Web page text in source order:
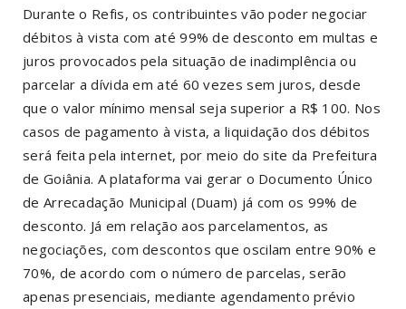
Durante o Refis, os contribuintes vão poder negociar
débitos à vista com até 99% de desconto em multas e
juros provocados pela situação de inadimplência ou
parcelar a dívida em até 60 vezes sem juros, desde
que o valor mínimo mensal seja superior a R$ 100. Nos
casos de pagamento à vista, a liquidação dos débitos
será feita pela internet, por meio do site da Prefeitura
de Goiânia. A plataforma vai gerar o Documento Único
de Arrecadação Municipal (Duam) já com os 99% de
desconto. Já em relação aos parcelamentos, as
negociações, com descontos que oscilam entre 90% e
70%, de acordo com o número de parcelas, serão
apenas presenciais, mediante agendamento prévio